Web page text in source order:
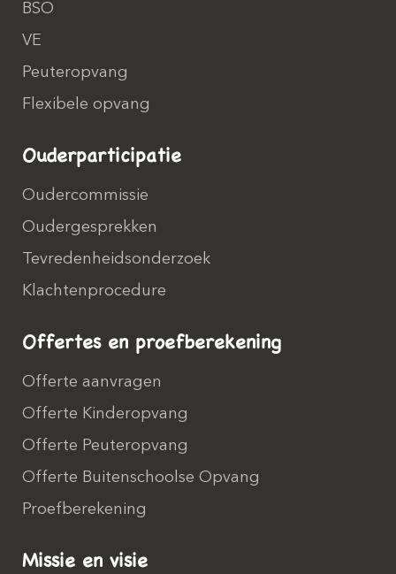
BSO
VE
Peuteropvang
Flexibele opvang
Ouderparticipatie
Oudercommissie
Oudergesprekken
Tevredenheidsonderzoek
Klachtenprocedure
Offertes en proefberekening
Offerte aanvragen
Offerte Kinderopvang
Offerte Peuteropvang
Offerte Buitenschoolse Opvang
Proefberekening
Missie en visie